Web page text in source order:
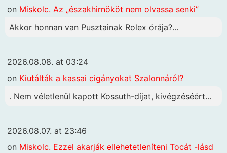
on Miskolc. Az „északhirnököt nem olvassa senki”
Akkor honnan van Pusztainak Rolex órája?...
2026.08.08. at 03:24
on Kiutálták a kassai cigányokat Szalonnáról?
. Nem véletlenül kapott Kossuth-díjat, kivégzéséért...
2026.08.07. at 23:46
on Miskolc. Ezzel akarják ellehetetleníteni Tocát -lásd